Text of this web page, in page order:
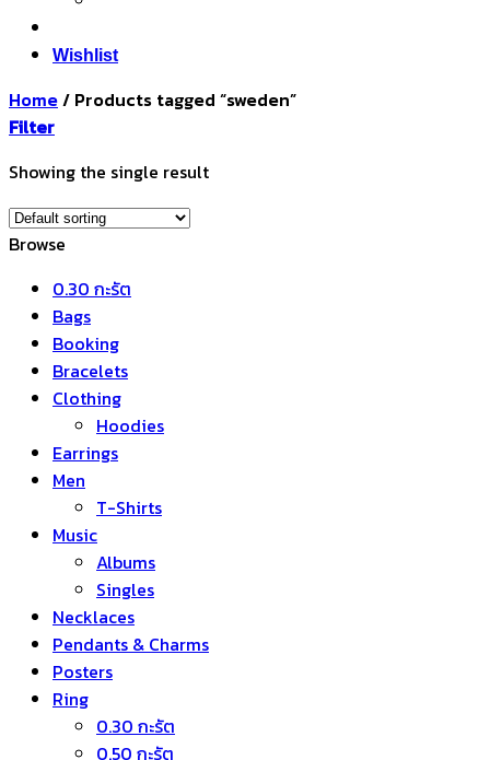
Wishlist
Home/ Products tagged “sweden”
Filter
Showing the single result
Browse
0.30 กะรัต
Bags
Booking
Bracelets
Clothing
Hoodies
Earrings
Men
T-Shirts
Music
Albums
Singles
Necklaces
Pendants & Charms
Posters
Ring
0.30 กะรัต
0.50 กะรัต